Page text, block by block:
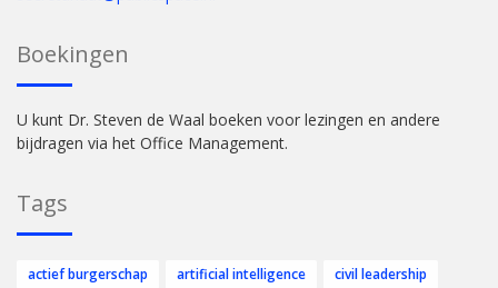
Boekingen
U kunt Dr. Steven de Waal boeken voor lezingen en andere
bijdragen via het Office Management.
Tags
actief burgerschap artificial intelligence
civil leadership